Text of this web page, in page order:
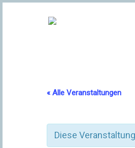
« Alle Veranstaltungen
Diese